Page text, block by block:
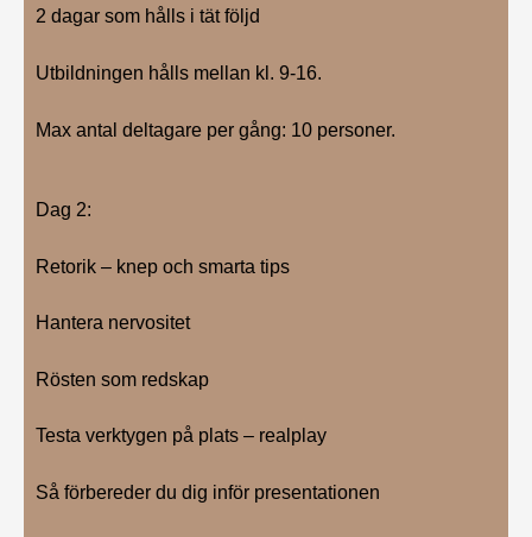
2 dagar som hålls i tät följd
Utbildningen hålls mellan kl. 9-16.
Max antal deltagare per gång: 10 personer.
Dag 2:
Retorik – knep och smarta tips
Hantera nervositet
Rösten som redskap
Testa verktygen på plats – realplay
Så förbereder du dig inför presentationen